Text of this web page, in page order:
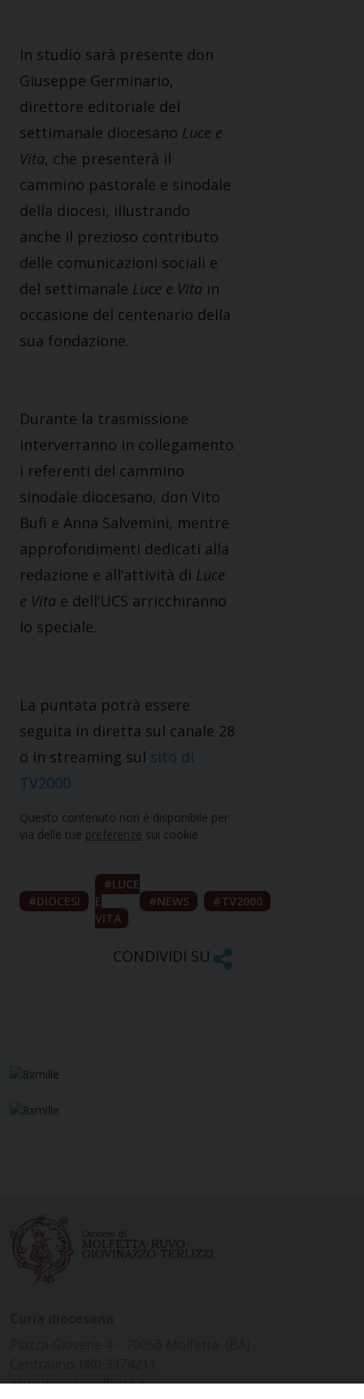
In studio sarà presente don
Giuseppe Germinario,
direttore editoriale del
settimanale diocesano Luce e
Vita, che presenterà il
cammino pastorale e sinodale
della diocesi, illustrando
anche il prezioso contributo
delle comunicazioni sociali e
del settimanale Luce e Vita in
occasione del centenario della
sua fondazione.
Durante la trasmissione
interverranno in collegamento
i referenti del cammino
sinodale diocesano, don Vito
Bufi e Anna Salvemini, mentre
approfondimenti dedicati alla
redazione e all’attività di Luce
e Vita e dell’UCS arricchiranno
lo speciale.
La puntata potrà essere
seguita in diretta sul canale 28
o in streaming sul sito di
TV2000
Questo contenuto non è disponibile per
via delle tue preferenze sui cookie
DIOCESI
LUCE
E
VITA
NEWS TV2000
CONDIVIDI SU
www.diocesimolfetta.it –